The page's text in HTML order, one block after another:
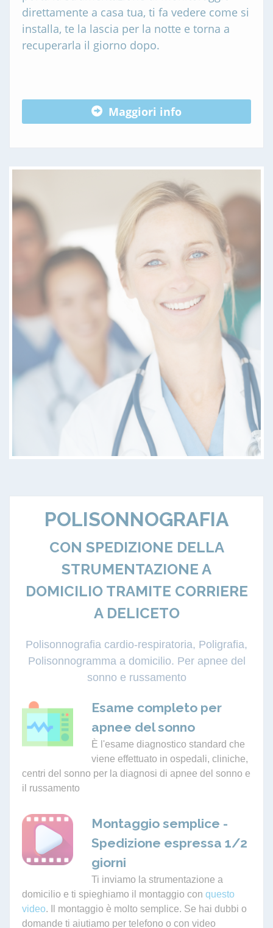
direttamente a casa tua, ti fa vedere come si
installa, te la lascia per la notte e torna a
recuperarla il giorno dopo.
Maggiori info
POLISONNOGRAFIA
CON SPEDIZIONE DELLA
STRUMENTAZIONE A
DOMICILIO TRAMITE CORRIERE
A DELICETO
Polisonnografia cardio-respiratoria, Poligrafia,
Polisonnogramma a domicilio. Per apnee del
sonno e russamento
Esame completo per
apnee del sonno
È l'esame diagnostico standard che
viene effettuato in ospedali, cliniche,
centri del sonno per la diagnosi di apnee del sonno e
il russamento
Montaggio semplice -
Spedizione espressa 1/2
giorni
Ti inviamo la strumentazione a
domicilio e ti spieghiamo il montaggio con questo
video. Il montaggio è molto semplice. Se hai dubbi o
domande ti aiutiamo per telefono o con video